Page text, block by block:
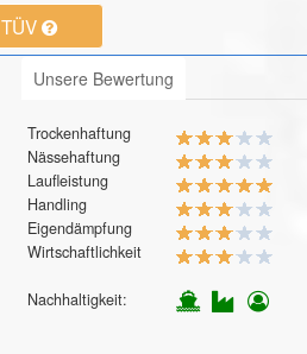
TÜV
Unsere Bewertung
Trockenhaftung
Nässehaftung
Laufleistung
Handling
Eigendämpfung
Wirtschaftlichkeit
Nachhaltigkeit: